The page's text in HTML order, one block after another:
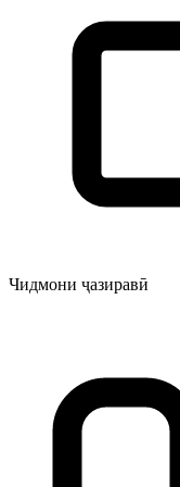
Чидмони ҷазиравӣ